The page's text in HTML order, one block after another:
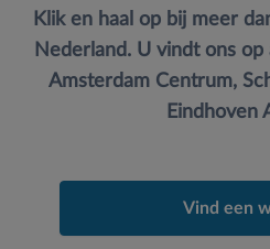
Klik en haal op bij meer
Nederland. U vindt ons
Amsterdam Centrum,
Eindhoven
Vind een